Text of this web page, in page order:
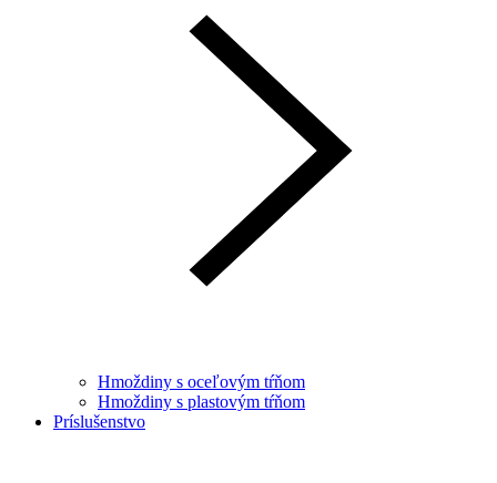
Hmoždiny s oceľovým tŕňom
Hmoždiny s plastovým tŕňom
Príslušenstvo